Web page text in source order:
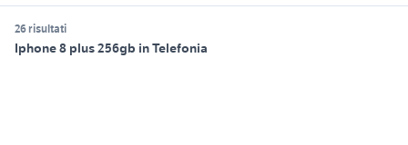
26 risultati
Iphone 8 plus 256gb in Telefonia